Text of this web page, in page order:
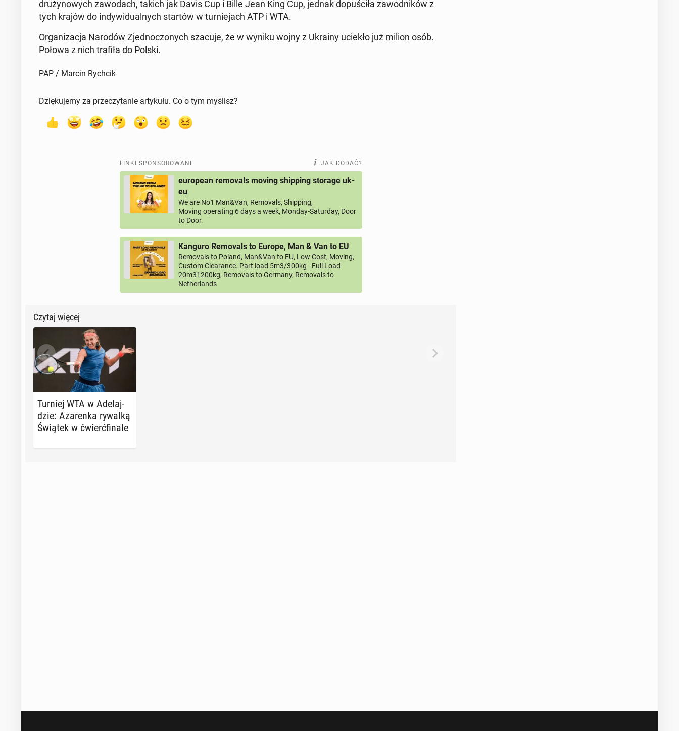
dru­ży­no­wych za­wo­dach, takich jak Davis Cup i Bille Jean King Cup, jednak do­pu­ści­ła za­wod­ni­ków z
tych krajów do in­dy­wi­du­al­nych startów w tur­nie­jach ATP i WTA.
Or­ga­ni­za­cja Narodów Zjed­no­czo­nych szacuje, że w wyniku wojny z Ukrainy uciekło już milion osób.
Połowa z nich trafiła do Polski.
PAP / Marcin Rychcik
Dziękujemy za przeczytanie artykułu. Co o tym myślisz?
LINKI SPONSOROWANE JAK DODAĆ?
european removals moving shipping storage uk-
eu
We are No1 Man&Van, Removals, Shipping,
Moving operating 6 days a week, Monday-Saturday, Door
to Door.
Kanguro Removals to Europe, Man & Van to EU
Removals to Poland, Man&Van to EU, Low Cost, Moving,
Custom Clearance. Part load 5m3/300kg - Full Load
20m31200kg, Removals to Germany, Removals to
Netherlands
Czytaj więcej
Turniej WTA w Ade­laj­
dzie: Aza­ren­ka rywalką
Świątek w ćwierć­fi­na­le